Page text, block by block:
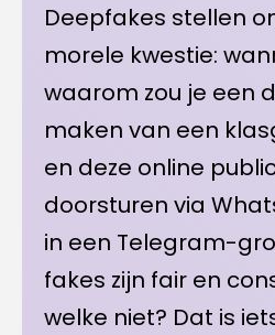
Deepfakes stellen
morele kwestie:
waarom zou je een
maken van een
en deze online
doorsturen via
in een Telegram-
fakes zijn fair en
welke niet? Dat is